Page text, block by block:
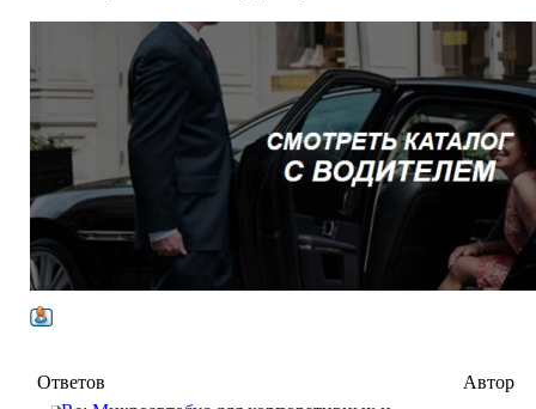
Ответов
Автор